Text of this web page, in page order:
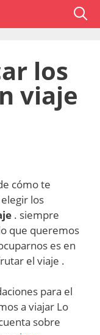
los
viaje
cómo te
los
. siempre
que queremos
es en
el viaje .
para el
a viajar Lo
sobre